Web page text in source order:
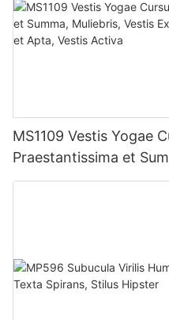
MS1109 Vestis Yogae
Praestantissima et
Exercitationis